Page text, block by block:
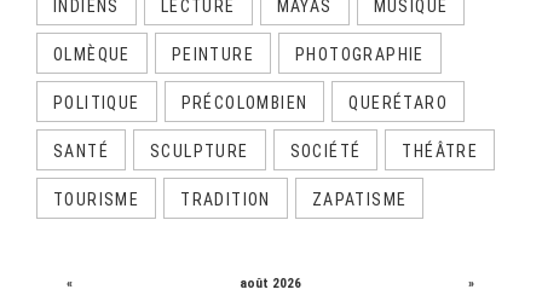
INDIENS LECTURE MAYAS MUSIQUE
OLMÈQUE PEINTURE PHOTOGRAPHIE
POLITIQUE PRÉCOLOMBIEN QUERÉTARO
SANTÉ SCULPTURE SOCIÉTÉ THÉÂTRE
TOURISME TRADITION ZAPATISME
« août 2026 »